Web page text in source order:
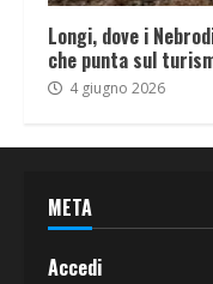
Longi, dove i
che punta sul
4 giugno 2026
META
Accedi